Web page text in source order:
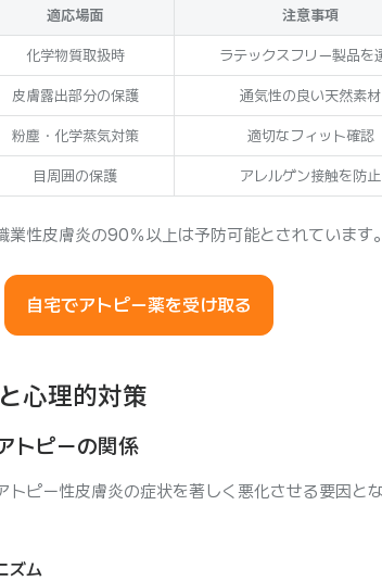
適応場面 注意事項
化学物質取扱時 ラテックスフリー製品を
皮膚露出部分の保護 通気性の良い天然素材
粉塵・化学蒸気対策 適切なフィット確認
目周囲の保護 アレルゲン接触を防止
業性皮膚炎の90％以上は予防可能とされています
自宅でアトピー薬を受け取る
心理的対策
トピーの関係
トピー性皮膚炎の症状を著しく悪化させる要因と
ズム